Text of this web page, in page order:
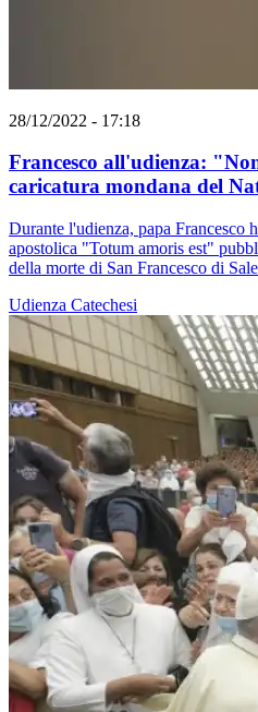
28/12/2022 - 17:18
Francesco all'udienza:
caricatura mondana del
Durante l'udienza, papa Francesco
apostolica "Totum amoris est"
della morte di San Francesco di
Udienza Catechesi